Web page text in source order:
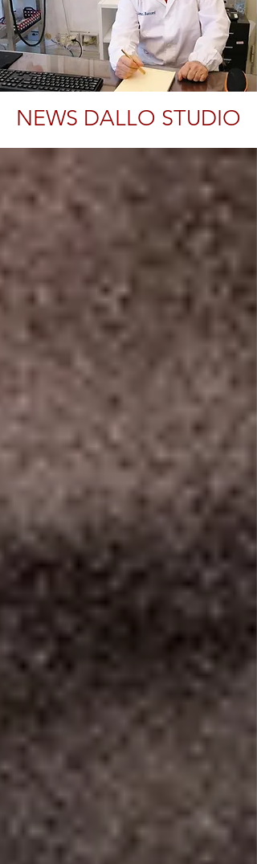
NEWS DALLO STUDIO